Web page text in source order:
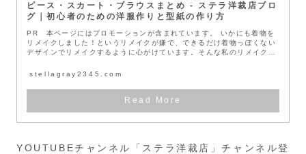
ピース・スカート・ブラウスまとめ - ステラ洋裁店ブロ
グ｜初心者のための洋服作りと型紙の作り方
PR 本ページにはプロモーションが含まれています。 いかにも着物を
リメイクしました！というリメイクが嫌で、できるだけ着物っぽくない
デザインでリメイクするように心がけています。そんな私のリメイク術
stellagray2345.com
YOUTUBEチャンネル「ステラ洋裁店」チャンネル登